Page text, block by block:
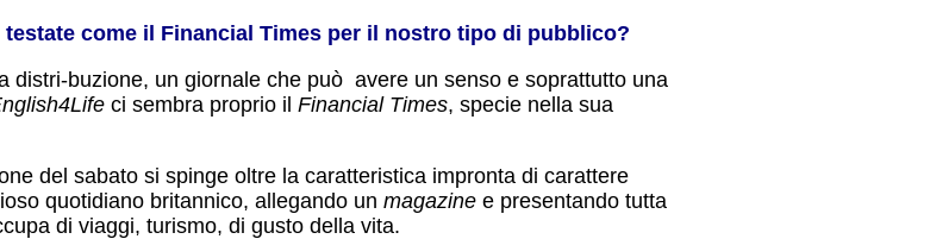
testate come il Financial Times per il nostro tipo di pubblico?
distri-buzione, un giornale che può avere un senso e soprattutto una
ci sembra proprio il Financial Times, specie nella sua
del sabato si spinge oltre la caratteristica impronta di carattere
quotidiano britannico, allegando un magazine e presentando tutta
di viaggi, turismo, di gusto della vita.